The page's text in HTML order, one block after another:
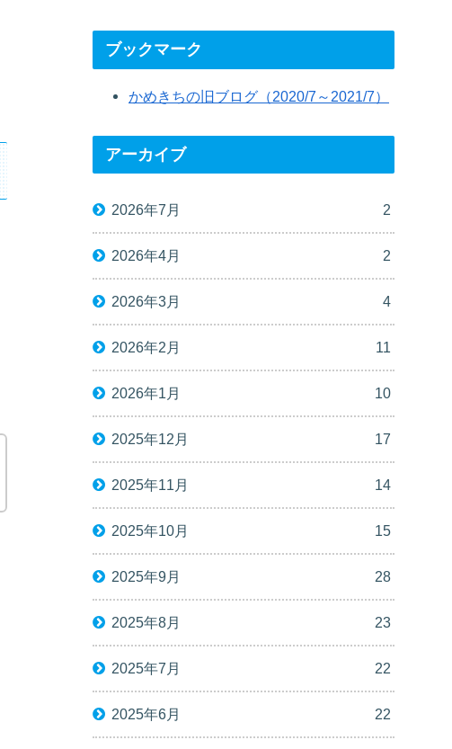
ブックマーク
かめきちの旧ブログ（2020/7～2021/7）
アーカイブ
2026年7月 2
2026年4月 2
2026年3月 4
2026年2月 11
2026年1月 10
2025年12月 17
2025年11月 14
2025年10月 15
2025年9月 28
2025年8月 23
2025年7月 22
2025年6月 22